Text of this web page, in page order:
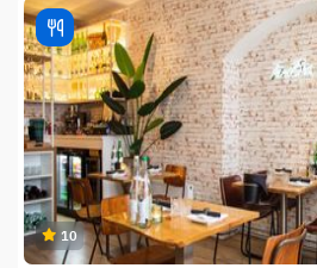
10